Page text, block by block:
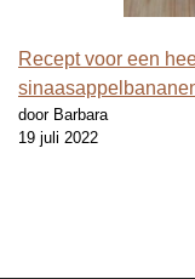
Recept voor een
door Barbara
19 juli 2022